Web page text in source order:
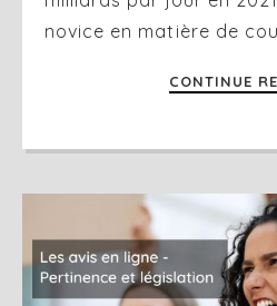
novice en matière de
CONTINUE